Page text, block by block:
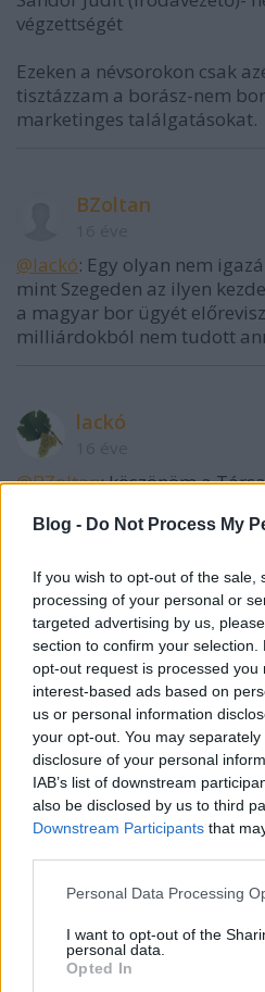
Blog - Do Not Process My
If you wish to opt-out of the sale,
processing of your personal or
targeted advertising by us,
section to confirm your
opt-out request is processed you
interest-based ads based on
us or personal information
your opt-out. You may
disclosure of your personal
IAB’s list of downstream
also be disclosed by us to third
Downstream Participants that
Please note that this website/
not limited to your visit or usage
grant or deny consent to Google
use your data for below
Personal Data Processing
I want to opt-out of the
personal data.
Opted In
végzettségét
Ezeken a névsorokon csak
tisztázzam a borász-nem
marketinges találgatásokat.
BZoltan
@lackó: Egy olyan nem
mint Szegeden az ilyen
a magyar bor ügyét
milliárdokból nem tudott
lackó
@BZoltan: köszönöm a
jól esik, ha az ember
hogy nem hiába dolgozik.
Másrészt: én egy olyan
ahol az állambácsi nem
megegyezés szerint odatett
képzelek, ahol nem
működnek a dolgok, egy
ahol sok labor megfér
mószerol be senkit
shiraz
16 éve
szokás szerint a többség
szép új világ.
ez így kerek.